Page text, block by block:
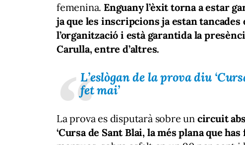
femenina. Enguany l’èxit torna a estar
ja que les inscripcions ja estan
l’organització i està garantida la
Carulla, entre d’altres.
L’eslògan de la prova diu
fet mai’
La prova es disputarà sobre un circuit
‘Cursa de Sant Blai, la més plana que has